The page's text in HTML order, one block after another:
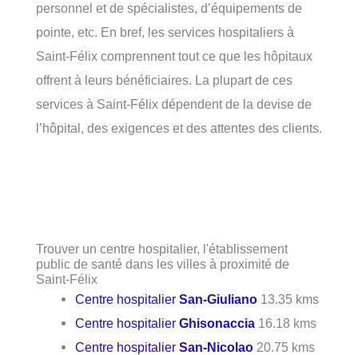
personnel et de spécialistes, d’équipements de
pointe, etc. En bref, les services hospitaliers à
Saint-Félix comprennent tout ce que les hôpitaux
offrent à leurs bénéficiaires. La plupart de ces
services à Saint-Félix dépendent de la devise de
l’hôpital, des exigences et des attentes des clients.
Trouver un centre hospitalier, l'établissement
public de santé dans les villes à proximité de
Saint-Félix
Centre hospitalierSan-Giuliano 13.35 kms
Centre hospitalierGhisonaccia 16.18 kms
Centre hospitalierSan-Nicolao 20.75 kms